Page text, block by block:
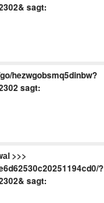
sagt:
hezwgobsmq5dinbw?
sagt:
>>>
?
sagt: